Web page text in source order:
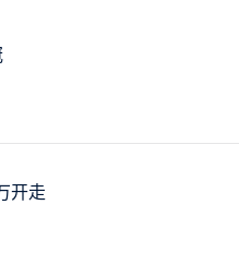
开走